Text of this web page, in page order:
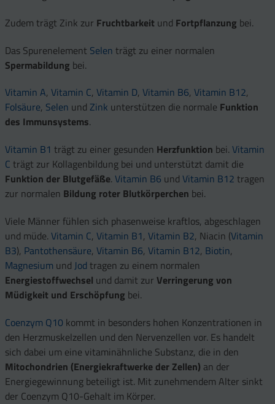
Zudem trägt Zink zur Fruchtbarkeit und Fortpflanzung bei.
Das Spurenelement Selen trägt zu einer normalen
Spermabildung bei.
Vitamin A, Vitamin C, Vitamin D, Vitamin B6, Vitamin B12,
Folsäure, Selen und Zink unterstützen die normale Funktion
des Immunsystems.
Vitamin B1 trägt zu einer gesunden Herzfunktion bei. Vitamin
C trägt zur Kollagenbildung bei und unterstützt damit die
Funktion der Blutgefäße. Vitamin B6 und Vitamin B12 tragen
zur normalen Bildung roter Blutkörperchen bei.
Viele Männer fühlen sich phasenweise kraftlos, abgeschlagen
und müde. Vitamin C, Vitamin B1, Vitamin B2, Niacin (Vitamin
B3), Pantothensäure, Vitamin B6, Vitamin B12, Biotin,
Magnesium und Jod tragen zu einem normalen
Energiestoffwechsel und damit zur Verringerung von
Müdigkeit und Erschöpfung bei.
Coenzym Q10 kommt in besonders hohen Konzentrationen in
den Herzmuskelzellen und den Nervenzellen vor. Es handelt
sich dabei um eine vitaminähnliche Substanz, die in den
Mitochondrien (Energiekraftwerke der Zellen) an der
Energiegewinnung beteiligt ist. Mit zunehmendem Alter sinkt
der Coenzym Q10-Gehalt im Körper.